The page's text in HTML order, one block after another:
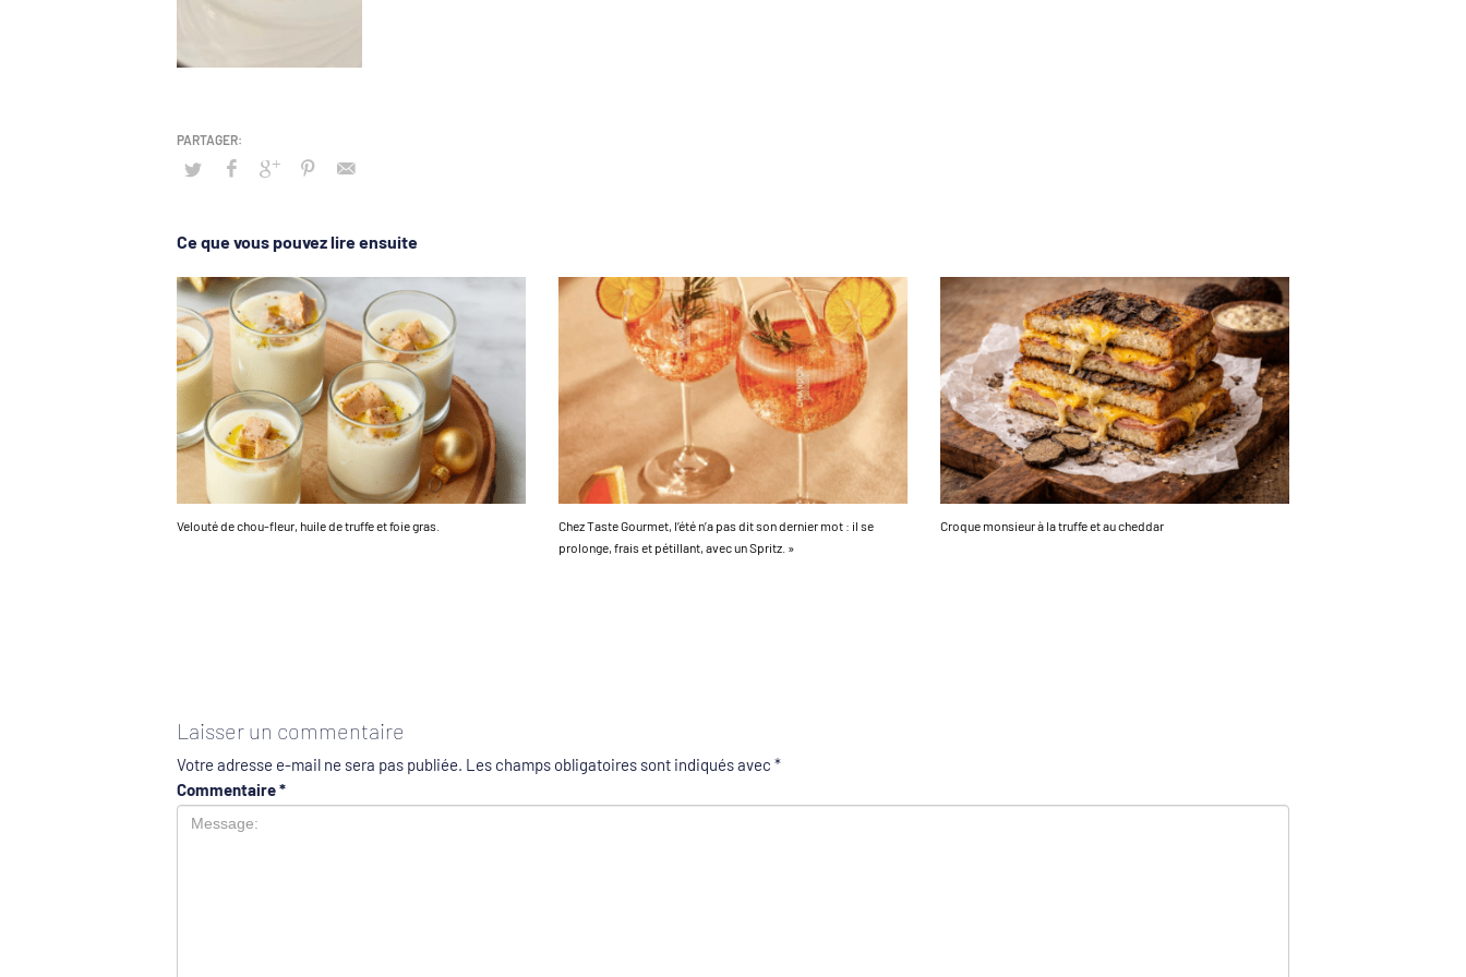
Ce que vous pouvez lire ensuite
Velouté de chou-fleur, huile de truffe et foie gras.
Chez Taste Gourmet, l’été n’a pas dit son dernier mot : il se
prolonge, frais et pétillant, avec un Spritz. »
Croque monsieur à la truffe et au cheddar
Laisser un commentaire
Votre adresse e-mail ne sera pas publiée. Les champs obligatoires sont indiqués avec *
Commentaire*